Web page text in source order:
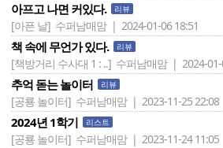
아프고 나면 커있다. 리뷰
[아픈 날] 수퍼남매맘 | 2024-01-06 18:51
책 속에 무언가 있다. 리뷰
[책방거리 수사대 1 : ..] 수퍼남매맘 | 2024-01-
추억 돋는 놀이터 리뷰
[공룡 놀이터] 수퍼남매맘 | 2023-11-25 22:08
2024년 1학기 리스트
[공룡 놀이터] 수퍼남매맘 | 2023-11-24 11:05